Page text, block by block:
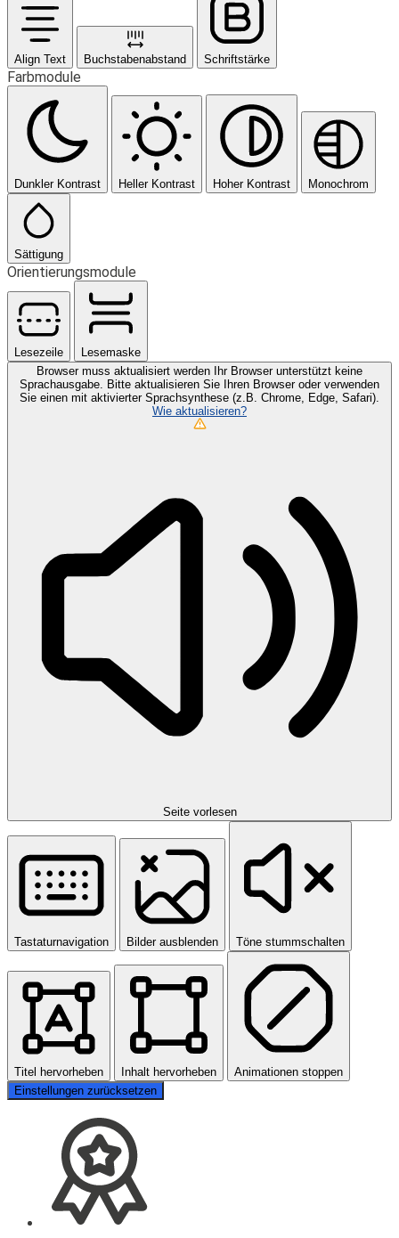
Align Text Buchstabenabstand Schriftstärke
Farbmodule
Dunkler Kontrast Heller Kontrast Hoher Kontrast Monochrom
Sättigung
Orientierungsmodule
Lesezeile
Lesemaske
Browser muss aktualisiert werden Ihr Browser unterstützt keine
Sprachausgabe. Bitte aktualisieren Sie Ihren Browser oder verwenden
Sie einen mit aktivierter Sprachsynthese (z.B. Chrome, Edge, Safari).
Wie aktualisieren?
Seite vorlesen
Tastaturnavigation Bilder ausblenden Töne stummschalten
Titel hervorheben Inhalt hervorheben
Animationen stoppen
Einstellungen zurücksetzen